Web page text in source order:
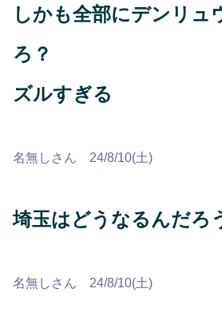
しかも全部にデンリュ
ろ？
ズルすぎる
名無しさん 24/8/10(土)
埼玉はどうなるんだ
名無しさん 24/8/10(土)